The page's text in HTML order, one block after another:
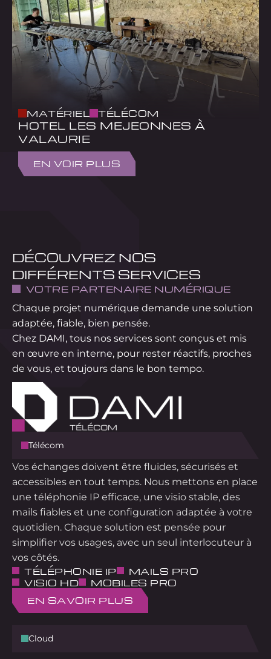
MATÉRIEL TÉLÉCOM
HOTEL LES MEJEONNES À
VALAURIE
EN VOIR PLUS
DÉCOUVREZ NOS
DIFFÉRENTS SERVICES
VOTRE PARTENAIRE NUMÉRIQUE
Chaque projet numérique demande une solution
adaptée, fiable, bien pensée.
Chez DAMI, tous nos services sont conçus et mis
en œuvre en interne, pour rester réactifs, proches
de vous, et toujours dans le bon tempo.
Télécom
Vos échanges doivent être fluides, sécurisés et
accessibles en tout temps. Nous mettons en place
une téléphonie IP efficace, une visio stable, des
mails fiables et une configuration adaptée à votre
quotidien. Chaque solution est pensée pour
simplifier vos usages, avec un seul interlocuteur à
vos côtés.
TÉLÉPHONIE IP
MAILS PRO
VISIO HD
MOBILES PRO
EN SAVOIR PLUS
Cloud